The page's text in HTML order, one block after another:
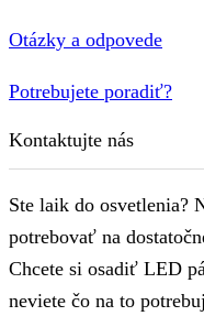
Otázky a odpovede
Potrebujete poradiť?
Kontaktujte nás
Ste laik do osvetlenia?
potrebovať na
Chcete si osadiť LED
neviete čo na to